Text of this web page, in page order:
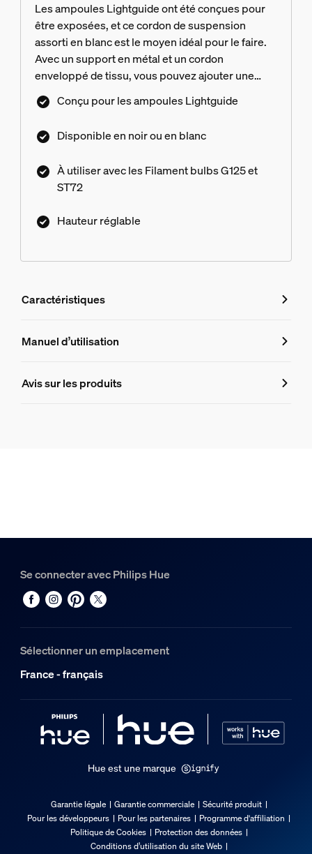
Les ampoules Lightguide ont été conçues pour
être exposées, et ce cordon de suspension
assorti en blanc est le moyen idéal pour le faire.
Avec un support en métal et un cordon
enveloppé de tissu, vous pouvez ajouter une
touche moderne et une lumière colorée à
n'importe quelle pièce.
Conçu pour les ampoules Lightguide
Disponible en noir ou en blanc
À utiliser avec les Filament bulbs G125 et
ST72
Hauteur réglable
Caractéristiques
Caractéristiques
8719514433625
Garantie
2 ans
Oui
Dimensions et poids de l’emballage
8719514433625
Poids net
Poids brut
Longueur
Manuel d’utilisation
Avis sur les produits
Se connecter avec Philips Hue
Sélectionner un emplacement
France - français
Hue est une marque
Garantie légale Garantie commerciale
Sécurité produit
Pour les développeurs
Pour les partenaires
Programme d'affiliation
Politique de Cookies
Protection des données
Conditions d’utilisation du site Web